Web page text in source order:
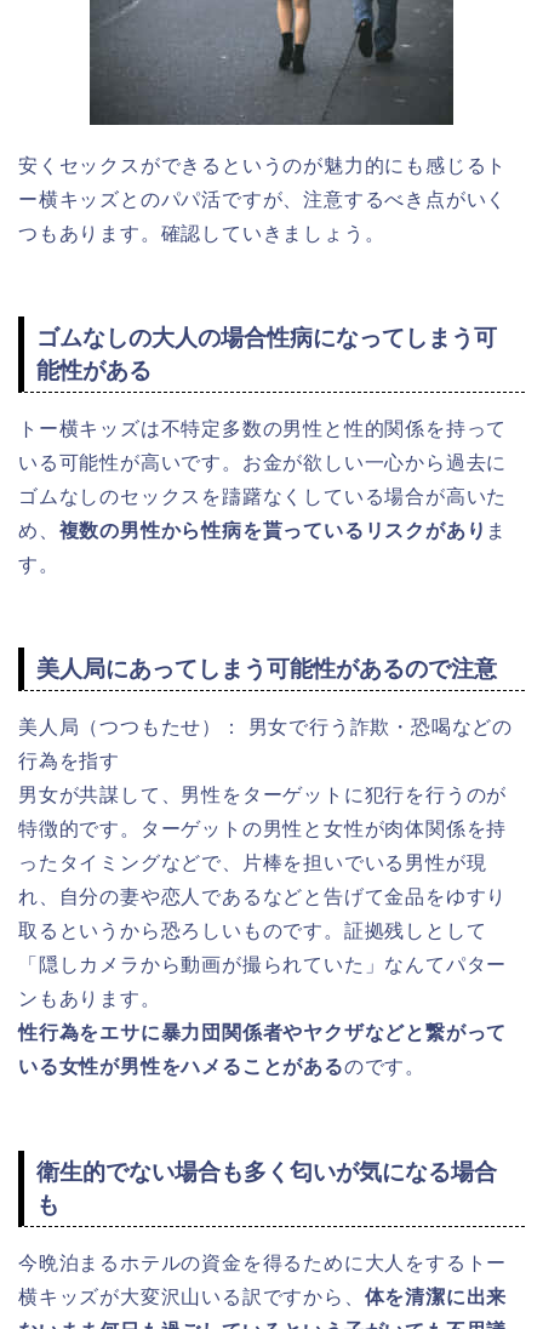
安くセックスができるというのが魅力的にも感じるト
ー横キッズとのパパ活ですが、注意するべき点がいく
つもあります。確認していきましょう。
ゴムなしの大人の場合性病になってしまう可
能性がある
トー横キッズは不特定多数の男性と性的関係を持って
いる可能性が高いです。お金が欲しい一心から過去に
ゴムなしのセックスを躊躇なくしている場合が高いた
め、 複数の男性から性病を貰っているリスクがあり ま
す。
美人局にあってしまう可能性があるので注意
美人局（つつもたせ）： 男女で行う詐欺・恐喝などの
行為を指す
男女が共謀して、男性をターゲットに犯行を行うのが
特徴的です。ターゲットの男性と女性が肉体関係を持
ったタイミングなどで、片棒を担いでいる男性が現
れ、自分の妻や恋人であるなどと告げて金品をゆすり
取るというから恐ろしいものです。証拠残しとして
「隠しカメラから動画が撮られていた」なんてパター
ンもあります。
性行為をエサに暴力団関係者やヤクザなどと繋がって
いる女性が男性をハメることがあるのです。
衛生的でない場合も多く匂いが気になる場合
も
今晩泊まるホテルの資金を得るために大人をするトー
横キッズが大変沢山いる訳ですから、 体を清潔に出来